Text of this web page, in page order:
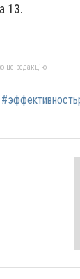
13.
це редакцію